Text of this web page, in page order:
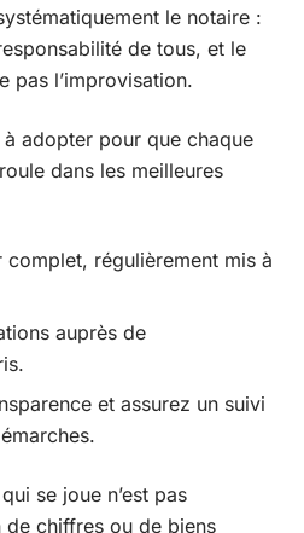
le notaire :
de tous, et le
pas l’improvisation.
adopter pour que chaque
dans les meilleures
complet, régulièrement mis à
auprès de
et assurez un suivi
se joue n’est pas
de chiffres ou de biens